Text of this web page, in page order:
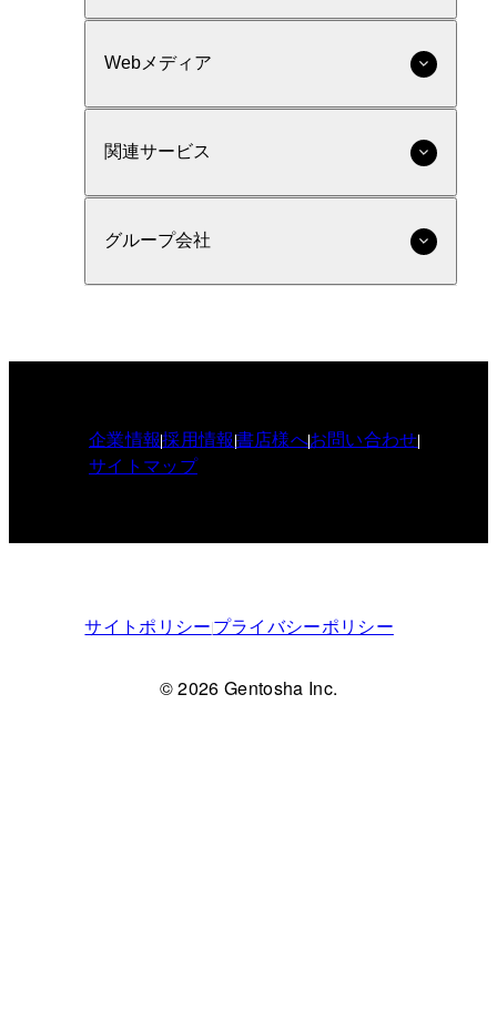
Webメディア
関連サービス
グループ会社
企業情報採用情報書店様へお問い合わせ
サイトマップ
サイトポリシープライバシーポリシー
© 2026 Gentosha Inc.